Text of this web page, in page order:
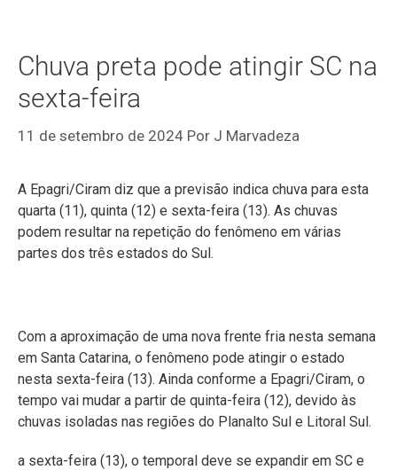
Chuva preta pode atingir SC na
sexta-feira
11 de setembro de 2024 Por J Marvadeza
A Epagri/Ciram diz que a previsão indica chuva para esta
quarta (11), quinta (12) e sexta-feira (13). As chuvas
podem resultar na repetição do fenômeno em várias
partes dos três estados do Sul.
Com a aproximação de uma nova frente fria nesta semana
em Santa Catarina, o fenômeno pode atingir o estado
nesta sexta-feira (13). Ainda conforme a Epagri/Ciram, o
tempo vai mudar a partir de quinta-feira (12), devido às
chuvas isoladas nas regiões do Planalto Sul e Litoral Sul.
a sexta-feira (13), o temporal deve se expandir em SC e